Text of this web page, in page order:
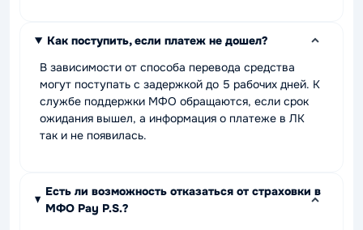
Как поступить, если платеж не дошел?
В зависимости от способа перевода средства
могут поступать с задержкой до 5 рабочих дней. К
службе поддержки МФО обращаются, если срок
ожидания вышел, а информация о платеже в ЛК
так и не появилась.
Есть ли возможность отказаться от страховки в
МФО Pay P.S.?